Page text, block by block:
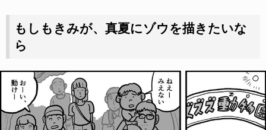
もしもきみが、真夏にゾウを描きたいな
ら